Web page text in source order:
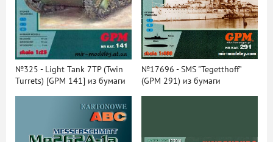
№325 - Light Tank 7TP (Twin
Turrets) [GPM 141] из бумаги
№17696 - SMS "Tegetthoff"
(GPM 291) из бумаги